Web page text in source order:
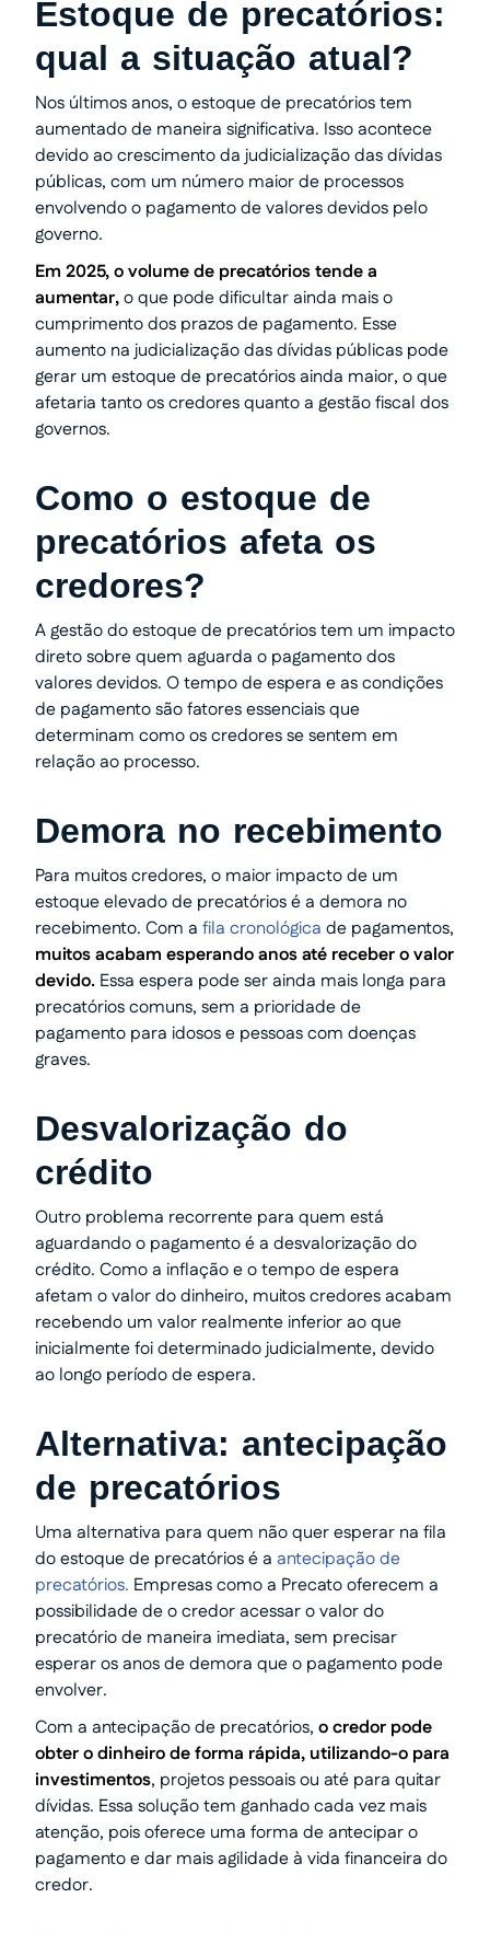
Estoque de precatórios:
qual a situação atual?
Nos últimos anos, o estoque de precatórios tem
aumentado de maneira significativa. Isso acontece
devido ao crescimento da judicialização das dívidas
públicas, com um número maior de processos
envolvendo o pagamento de valores devidos pelo
governo.
Em 2025, o volume de precatórios tende a
aumentar,o que pode dificultar ainda mais o
cumprimento dos prazos de pagamento. Esse
aumento na judicialização das dívidas públicas pode
gerar um estoque de precatórios ainda maior, o que
afetaria tanto os credores quanto a gestão fiscal dos
governos.
Como o estoque de
precatórios afeta os
credores?
A gestão do estoque de precatórios tem um impacto
direto sobre quem aguarda o pagamento dos
valores devidos. O tempo de espera e as condições
de pagamento são fatores essenciais que
determinam como os credores se sentem em
relação ao processo.
Demora no recebimento
Para muitos credores, o maior impacto de um
estoque elevado de precatórios é a demora no
recebimento. Com a fila cronológica de pagamentos,
muitos acabam esperando anos até receber o valor
devido. Essa espera pode ser ainda mais longa para
precatórios comuns, sem a prioridade de
pagamento para idosos e pessoas com doenças
graves.
Desvalorização do
crédito
Outro problema recorrente para quem está
aguardando o pagamento é a desvalorização do
crédito. Como a inflação e o tempo de espera
afetam o valor do dinheiro, muitos credores acabam
recebendo um valor realmente inferior ao que
inicialmente foi determinado judicialmente, devido
ao longo período de espera.
Alternativa: antecipação
de precatórios
Uma alternativa para quem não quer esperar na fila
do estoque de precatórios é a antecipação de
precatórios. Empresas como a Precato oferecem a
possibilidade de o credor acessar o valor do
precatório de maneira imediata, sem precisar
esperar os anos de demora que o pagamento pode
envolver.
Com a antecipação de precatórios, o credor pode
obter o dinheiro de forma rápida, utilizando-o para
investimentos, projetos pessoais ou até para quitar
dívidas. Essa solução tem ganhado cada vez mais
atenção, pois oferece uma forma de antecipar o
pagamento e dar mais agilidade à vida financeira do
credor.